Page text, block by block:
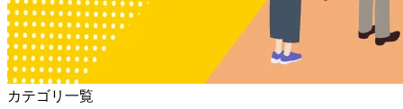
カテゴリ一覧